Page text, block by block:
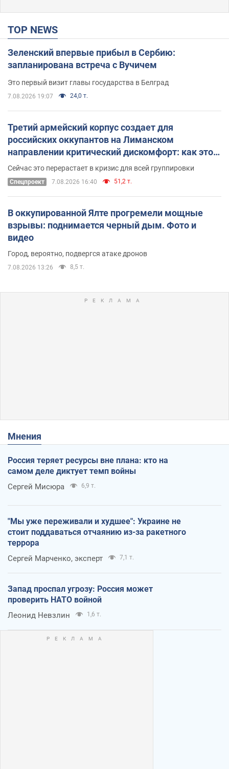
TOP NEWS
Зеленский впервые прибыл в Сербию:
запланирована встреча с Вучичем
Это первый визит главы государства в Белград
7.08.2026 19:07 24,0 т.
Третий армейский корпус создает для
российских оккупантов на Лиманском
направлении критический дискомфорт: как это
удалось
Сейчас это перерастает в кризис для всей группировки
Спецпроект 7.08.2026 16:40 51,2 т.
В оккупированной Ялте прогремели мощные
взрывы: поднимается черный дым. Фото и
видео
Город, вероятно, подвергся атаке дронов
7.08.2026 13:26 8,5 т.
Мнения
Россия теряет ресурсы вне плана: кто на
самом деле диктует темп войны
Сергей Мисюра 6,9 т.
"Мы уже переживали и худшее": Украине не
стоит поддаваться отчаянию из-за ракетного
террора
Сергей Марченко, эксперт 7,1 т.
Запад проспал угрозу: Россия может
проверить НАТО войной
Леонид Невзлин 1,6 т.